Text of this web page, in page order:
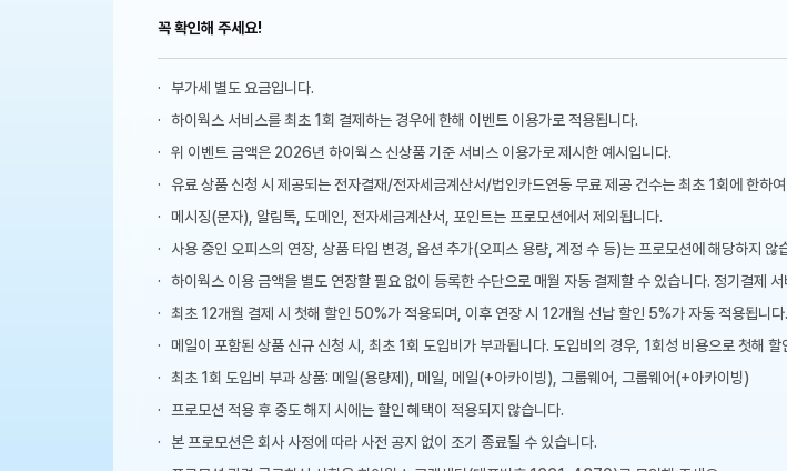
꼭 확인해 주세요!
부가세 별도 요금입니다.
하이웍스 서비스를 최초 1회 결제하는 경우에 한해 이벤트 이용가로 적용됩니다.
위 이벤트 금액은 2026년 하이웍스 신상품 기준 서비스 이용가로 제시한 예시입니다.
유료 상품 신청 시 제공되는 전자결재/전자세금계산서/법인카드연동 무료 제공 건수는 최초 1회에 한하
메시징(문자), 알림톡, 도메인, 전자세금계산서, 포인트는 프로모션에서 제외됩니다.
사용 중인 오피스의 연장, 상품 타입 변경, 옵션 추가(오피스 용량, 계정 수 등)는 프로모션에 해당하지 않
하이웍스 이용 금액을 별도 연장할 필요 없이 등록한 수단으로 매월 자동 결제할 수 있습니다. 정기결제
최초 12개월 결제 시 첫해 할인 50%가 적용되며, 이후 연장 시 12개월 선납 할인 5%가 자동 적용됩니다.
메일이 포함된 상품 신규 신청 시, 최초 1회 도입비가 부과됩니다. 도입비의 경우, 1회성 비용으로 첫해 할
최초 1회 도입비 부과 상품: 메일(용량제), 메일, 메일(+아카이빙), 그룹웨어, 그룹웨어(+아카이빙)
프로모션 적용 후 중도 해지 시에는 할인 혜택이 적용되지 않습니다.
본 프로모션은 회사 사정에 따라 사전 공지 없이 조기 종료될 수 있습니다.